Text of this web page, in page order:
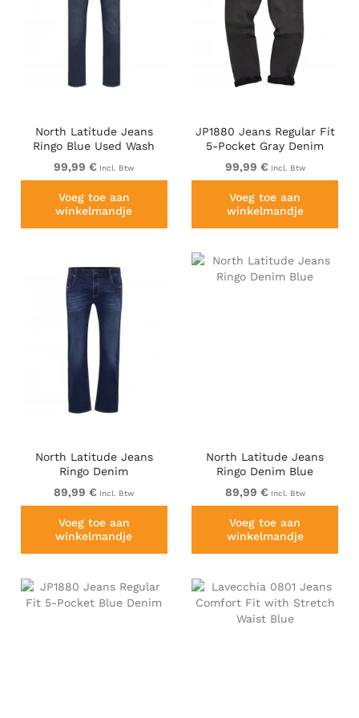
North Latitude Jeans
Ringo Blue Used Wash
99,99 € Incl. Btw
Voeg toe aan
winkelmandje
JP1880 Jeans Regular Fit
5-Pocket Gray Denim
99,99 € Incl. Btw
Voeg toe aan
winkelmandje
North Latitude Jeans
Ringo Denim
89,99 € Incl. Btw
Voeg toe aan
winkelmandje
North Latitude Jeans
Ringo Denim Blue
89,99 € Incl. Btw
Voeg toe aan
winkelmandje